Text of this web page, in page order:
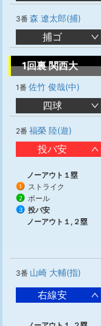
3番 森 遼太郎(捕)
捕ゴ
1回裏 関西大
1番 佐竹 俊哉(中)
四球
2番 福榮 陸(遊)
投バ安
ノーアウト１塁
1 ストライク
2 ボール
3
投バ安
ノーアウト１,２塁
3番 山崎 大輔(指)
右線安